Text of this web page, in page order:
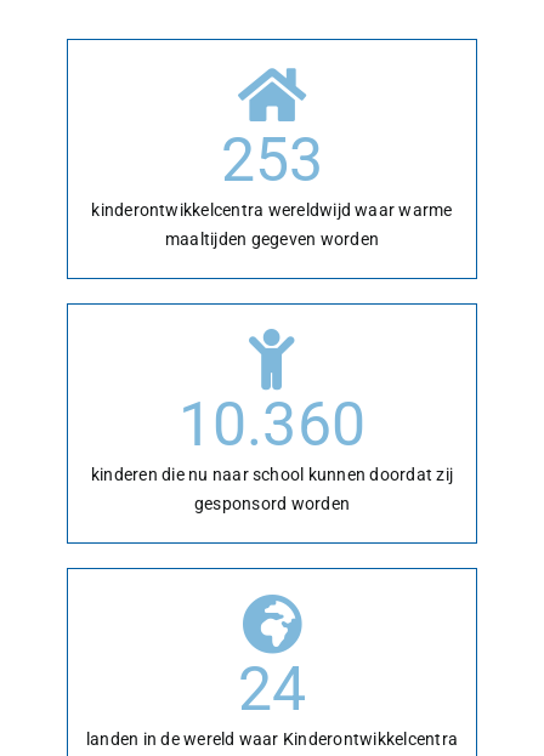
253
kinderontwikkelcentra wereldwijd waar warme
maaltijden gegeven worden
10.360
kinderen die nu naar school kunnen doordat zij
gesponsord worden
24
landen in de wereld waar Kinderontwikkelcentra